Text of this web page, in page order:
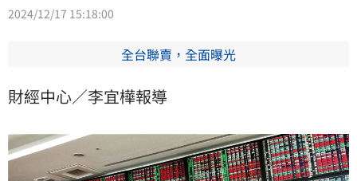
2024/12/17 15:18:00
全台聯賣，全面曝光
財經中心／李宜樺報導